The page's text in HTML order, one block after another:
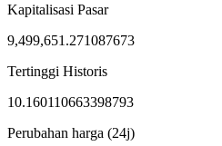
Kapitalisasi Pasar
9,499,651.271087673
Tertinggi Historis
10.160110663398793
Perubahan harga (24j)